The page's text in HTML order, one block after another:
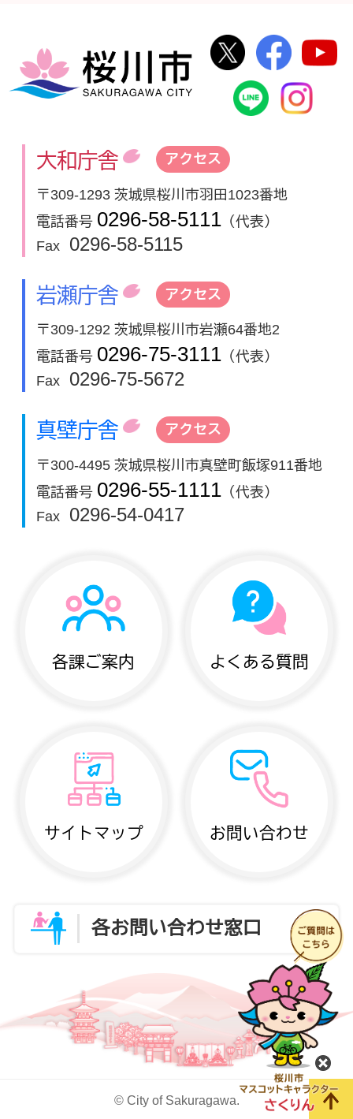
桜川市
桜川市公式
桜川
桜川市公
大和庁舎 アクセス
〒309-1293 茨城県桜川市羽田1023番地
電話番号 0296-58-5111 （代表）
Fax
0296-58-5115
岩瀬庁舎 アクセス
〒309-1292 茨城県桜川市岩瀬64番地2
電話番号 0296-75-3111 （代表）
Fax
0296-75-5672
真壁庁舎 アクセス
〒300-4495 茨城県桜川市真壁町飯塚911番地
電話番号 0296-55-1111 （代表）
Fax
0296-54-0417
各課ご案内 よくある質問
サイトマップ お問い合わせ
各お問い合わせ窓口
© City of Sakuragawa.